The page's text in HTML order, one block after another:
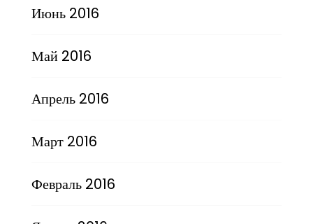
Июнь 2016
Май 2016
Апрель 2016
Март 2016
Февраль 2016